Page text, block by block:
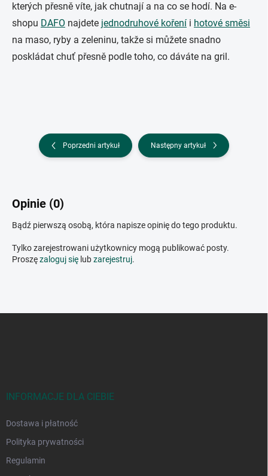
kterých přesně víte, jak chutnají a na co se hodí. Na e-
shopu DAFO najdete jednodruhové koření i hotové směsi
na maso, ryby a zeleninu, takže si můžete snadno
poskládat chuť přesně podle toho, co dáváte na gril.
Poprzedni artykuł Następny artykuł
Opinie (0)
Bądź pierwszą osobą, która napisze opinię do tego produktu.
Tylko zarejestrowani użytkownicy mogą publikować posty.
Proszęzaloguj się lubzarejestruj.
INFORMACJE DLA CIEBIE
Dostawa i płatność
Polityka prywatności
Regulamin